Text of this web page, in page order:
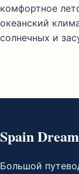
комфортное
океанский
солнечных и
Spain Dream
Большой